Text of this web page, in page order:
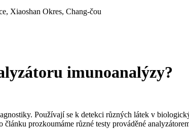
Xiaoshan Okres, Chang-čou
imunoanalýzy?
Používají se k detekci různých látek v
prozkoumáme různé testy prováděné